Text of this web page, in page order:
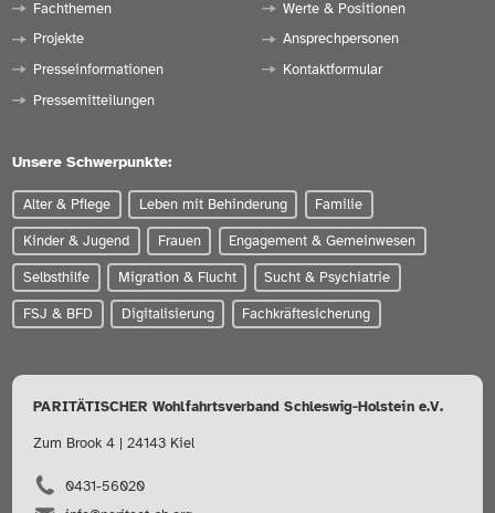
Fachthemen
Projekte
Presseinformationen
Pressemitteilungen
Werte & Positionen
Ansprechpersonen
Kontaktformular
Unsere Schwerpunkte:
Alter & Pflege Leben mit Behinderung Familie
Kinder & Jugend Frauen Engagement & Gemeinwesen
Selbsthilfe Migration & Flucht Sucht & Psychiatrie
FSJ & BFD Digitalisierung Fachkräftesicherung
PARITÄTISCHER Wohlfahrtsverband Schleswig-Holstein e.V.
Zum Brook 4 | 24143 Kiel
0431-56020